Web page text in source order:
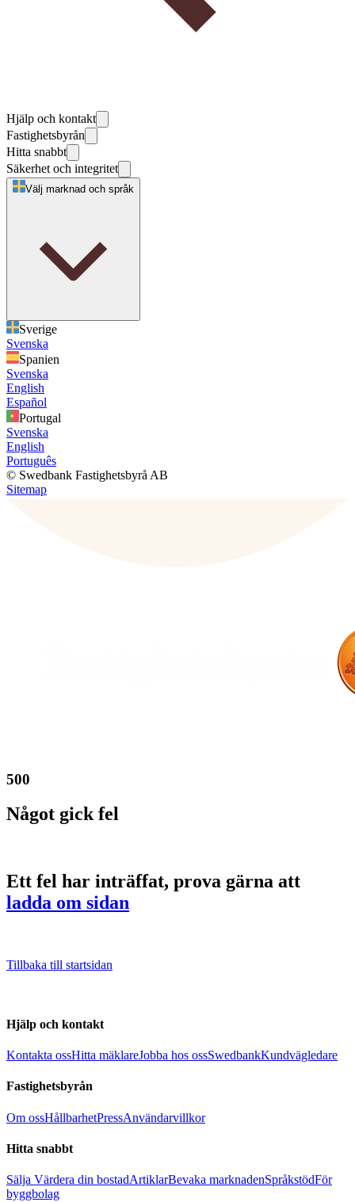
Hjälp och kontakt
Fastighetsbyrån
Hitta snabbt
Säkerhet och integritet
Välj marknad och språk
Sverige
Svenska
Spanien
Svenska
English
Español
Portugal
Svenska
English
Português
© Swedbank Fastighetsbyrå AB
Sitemap
500
Något gick fel
Ett fel har inträffat, prova gärna att
ladda om sidan
Tillbaka till startsidan
Hjälp och kontakt
Kontakta ossHitta mäklareJobba hos ossSwedbankKundvägledare
Fastighetsbyrån
Om ossHållbarhetPressAnvändarvillkor
Hitta snabbt
Sälja Värdera din bostadArtiklarBevaka marknadenSpråkstödFör
byggbolag